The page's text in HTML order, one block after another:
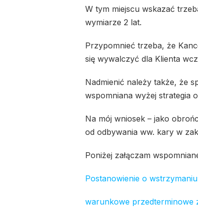
W tym miejscu wskazać
wymiarze 2 lat.
Przypomnieć trzeba, że
się wywalczyć dla Klienta
Nadmienić należy także, że
wspomniana wyżej strategia
Na mój wniosek – jako
od odbywania ww. kary w
Poniżej załączam
Postanowienie o
warunkowe przedterminowe